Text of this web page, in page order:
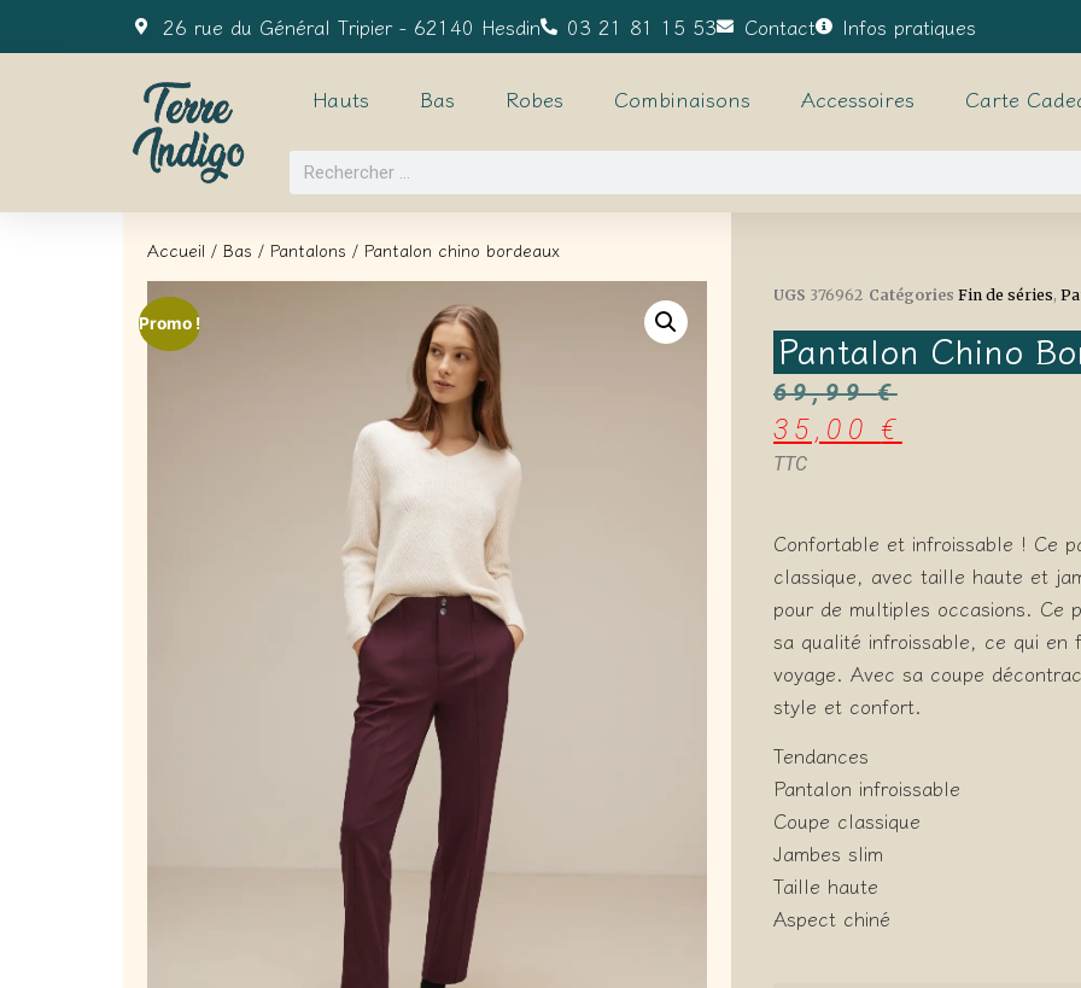
26 rue du Général Tripier - 62140 Hesdin 03 21 81 15 53 Contact Infos pratiques
Hauts Bas Robes Combinaisons Accessoires Carte
Accueil / Bas / Pantalons / Pantalon chino bordeaux
Promo !
UGS 376962 Catégories Fin de séries,
Pantalon Chino
69,99€
35,00€
TTC
Confortable et infroissable ! Ce
classique, avec taille haute et
pour de multiples occasions. Ce
sa qualité infroissable, ce qui en
voyage. Avec sa coupe
style et confort.
Tendances
Pantalon infroissable
Coupe classique
Jambes slim
Taille haute
Aspect chiné